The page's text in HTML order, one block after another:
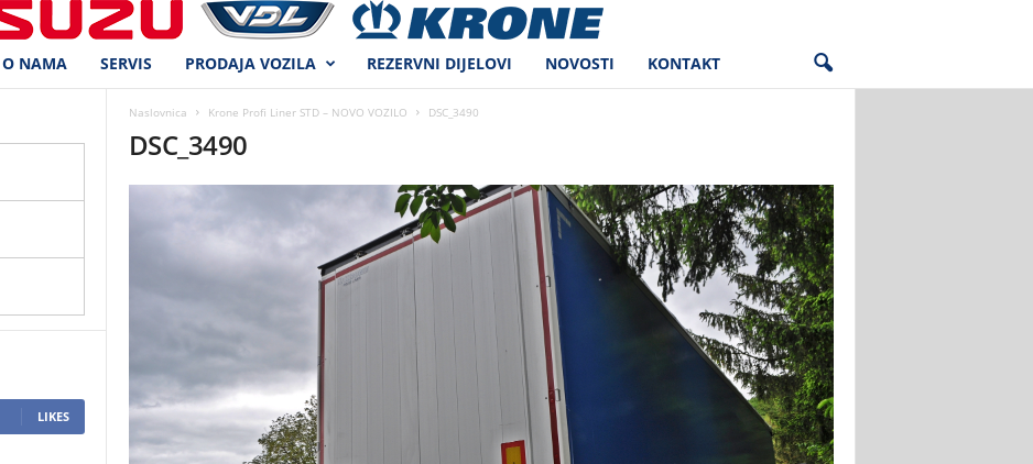
O NAMA SERVIS PRODAJA VOZILA REZERVNI DIJELOVI NOVOSTI KONTAKT
Naslovnica Krone Profi Liner STD – NOVO VOZILO DSC_3490
DSC_3490
LIKES